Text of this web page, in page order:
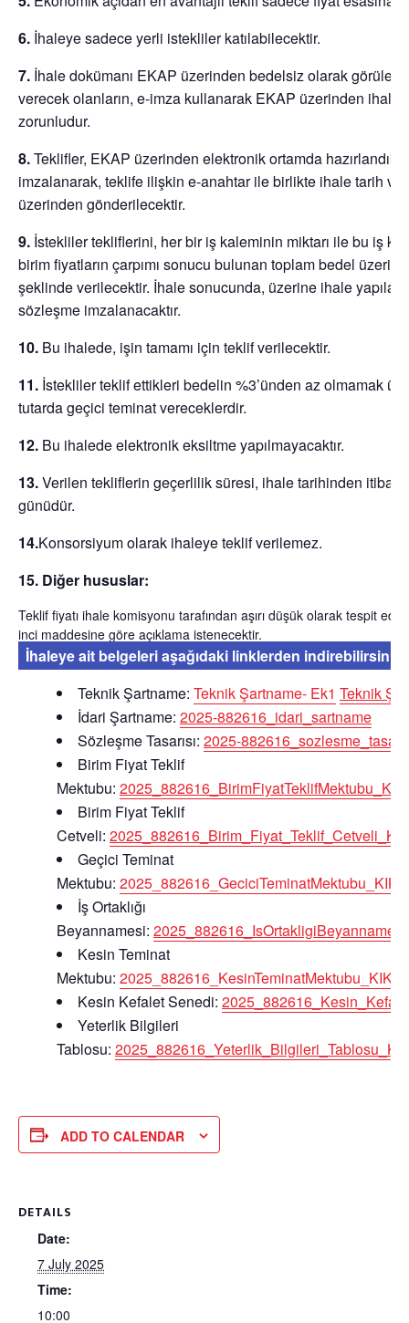
6. İhaleye sadece yerli istekliler katılabilecektir.
7. İhale dokümanı EKAP üzerinden bedelsiz olarak
verecek olanların, e-imza kullanarak EKAP üzerinden ihale
zorunludur.
8.Teklifler, EKAP üzerinden elektronik ortamda
imzalanarak, teklife ilişkin e-anahtar ile birlikte ihale tarih
üzerinden gönderilecektir.
9. İstekliler tekliflerini, her bir iş kaleminin miktarı ile bu iş
birim fiyatların çarpımı sonucu bulunan toplam bedel
şeklinde verilecektir. İhale sonucunda, üzerine ihale
sözleşme imzalanacaktır.
10. Bu ihalede, işin tamamı için teklif verilecektir.
11. İstekliler teklif ettikleri bedelin %3’ünden az olmamak
tutarda geçici teminat vereceklerdir.
12. Bu ihalede elektronik eksiltme yapılmayacaktır.
13.Verilen tekliflerin geçerlilik süresi, ihale tarihinden
günüdür.
14.Konsorsiyum olarak ihaleye teklif verilemez.
15. Diğer hususlar:
Teklif fiyatı ihale komisyonu tarafından aşırı düşük olarak tespit
inci maddesine göre açıklama istenecektir.
İhaleye ait belgeleri aşağıdaki linklerden indirebilirsiniz:
Teknik Şartname: Teknik Şartname- Ek1 Teknik
İdari Şartname: 2025-882616_idari_sartname
Sözleşme Tasarısı: 2025-
Birim Fiyat Teklif
Mektubu:
Birim Fiyat Teklif
Cetveli:
Geçici Teminat
Mektubu:
İş Ortaklığı
Beyannamesi:
Kesin Teminat
Mektubu:
Kesin Kefalet Senedi:
Yeterlik Bilgileri
Tablosu:
ADD TO CALENDAR
DETAILS
Date:
7 July 2025
Time:
10:00